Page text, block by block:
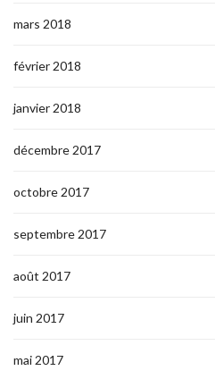
mars 2018
février 2018
janvier 2018
décembre 2017
octobre 2017
septembre 2017
août 2017
juin 2017
mai 2017